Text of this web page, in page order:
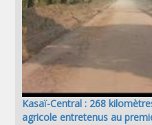
Kasaï-Central : 268
agricole entretenus au